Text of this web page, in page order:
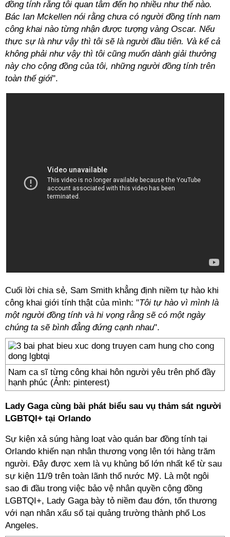
đồng tính rằng tôi quan tâm đến họ nhiều như thế nào.
Bác Ian Mckellen nói rằng chưa có người đồng tính nam
công khai nào từng nhận được tượng vàng Oscar. Nếu
thực sự là như vậy thì tôi sẽ là người đầu tiên. Và kể cả
không phải như vậy thì tôi cũng muốn dành giải thưởng
này cho cộng đồng của tôi, những người đồng tính trên
toàn thế giới".
Cuối lời chia sẻ, Sam Smith khẳng định niềm tự hào khi
công khai giới tính thật của mình: "Tôi tự hào vì mình là
một người đồng tính và hi vọng rằng sẽ có một ngày
chúng ta sẽ bình đẳng đứng cạnh nhau".
Nam ca sĩ từng công khai hôn người yêu trên phố đầy
hạnh phúc (Ảnh: pinterest)
Lady Gaga cùng bài phát biểu sau vụ thảm sát người
LGBTQI+ tại Orlando
Sự kiện xả súng hàng loạt vào quán bar đồng tính tại
Orlando khiến nạn nhân thương vọng lên tới hàng trăm
người. Đây được xem là vụ khủng bố lớn nhất kể từ sau
sự kiện 11/9 trên toàn lãnh thổ nước Mỹ. Là một ngôi
sao đi đầu trong việc bảo vệ nhân quyền cộng đồng
LGBTQI+, Lady Gaga bày tỏ niềm đau đớn, tổn thương
với nạn nhân xấu số tại quảng trường thành phố Los
Angeles.